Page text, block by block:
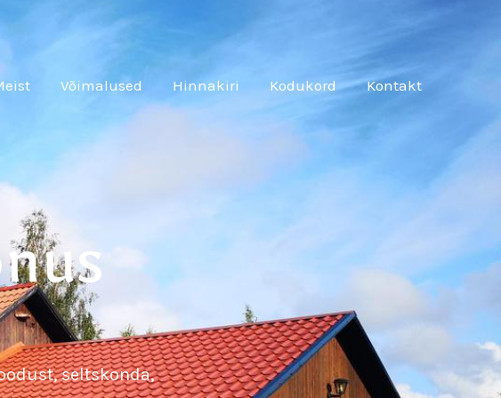
Võimalused Hinnakiri Kodukord Kontakt
seltskonda,